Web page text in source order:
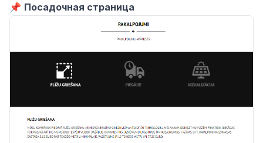
📌 Посадочная страница